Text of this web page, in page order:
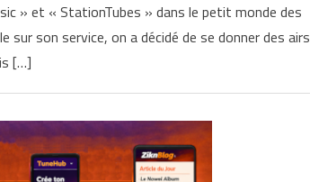
» et « StationTubes » dans le petit monde des
son service, on a décidé de se donner des airs
[…]